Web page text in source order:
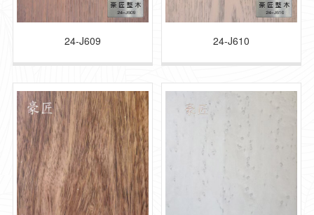
24-J609 24-J610